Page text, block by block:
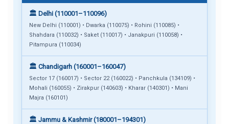
🏛️ Delhi (110001–110096)
New Delhi (110001) • Dwarka (110075) • Rohini (110085) •
Shahdara (110032) • Saket (110017) • Janakpuri (110058) •
Pitampura (110034)
🏛️ Chandigarh (160001–160047)
Sector 17 (160017) • Sector 22 (160022) • Panchkula (134109) •
Mohali (160055) • Zirakpur (140603) • Kharar (140301) • Mani
Majra (160101)
🏛️ Jammu & Kashmir (180001–194301)